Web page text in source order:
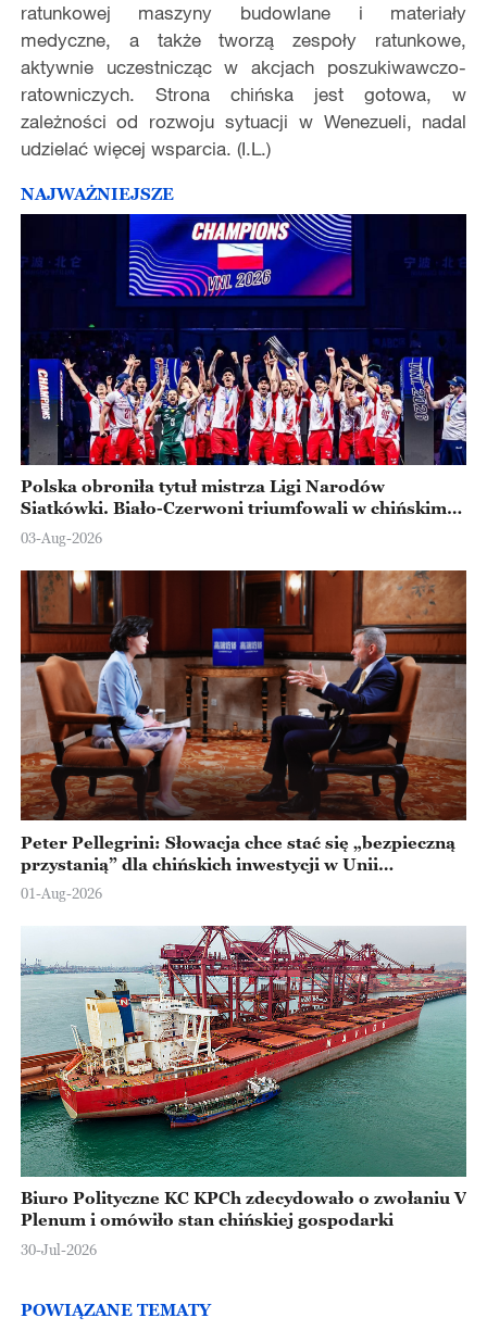
ratunkowej maszyny budowlane i materiały
medyczne, a także tworzą zespoły ratunkowe,
aktywnie uczestnicząc w akcjach poszukiwawczo-
ratowniczych. Strona chińska jest gotowa, w
zależności od rozwoju sytuacji w Wenezueli, nadal
udzielać więcej wsparcia. (I.L.)
NAJWAŻNIEJSZE
Polska obroniła tytuł mistrza Ligi Narodów
Siatkówki. Biało-Czerwoni triumfowali w chińskim
Ningbo
03-Aug-2026
Peter Pellegrini: Słowacja chce stać się „bezpieczną
przystanią” dla chińskich inwestycji w Unii
Europejskiej
01-Aug-2026
Biuro Polityczne KC KPCh zdecydowało o zwołaniu V
Plenum i omówiło stan chińskiej gospodarki
30-Jul-2026
POWIĄZANE TEMATY